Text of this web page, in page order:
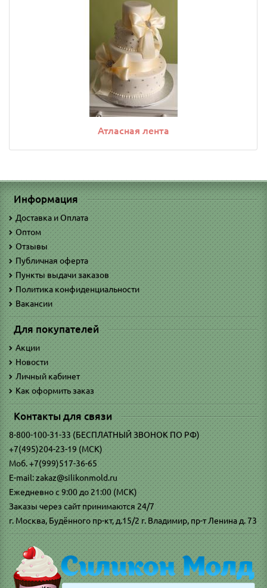
Атласная лента
Информация
Доставка и Оплата
Оптом
Отзывы
Публичная оферта
Пункты выдачи заказов
Политика конфиденциальности
Вакансии
Для покупателей
Акции
Новости
Личный кабинет
Как оформить заказ
Контакты для связи
8-800-100-31-33 (БЕСПЛАТНЫЙ ЗВОНОК ПО РФ)
+7(495)204-23-19 (МСК)
Моб. +7(999)517-36-65
E-mail: zakaz@silikonmold.ru
Ежедневно с 9:00 до 21:00 (МСК)
Заказы через сайт принимаются 24/7
г. Москва, Будённого пр-кт, д.15/2 г. Владимир, пр-т Ленина д. 73